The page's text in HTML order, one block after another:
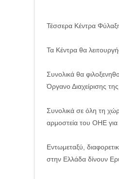
Τέσσερα Κέντρα
Τα Κέντρα θα
Συνολικά θα
Όργανο Διαχείρισης
Συνολικά σε όλη τη
αρμοστεία του ΟΗΕ
Εντωμεταξύ,
στην Ελλάδα δίνουν